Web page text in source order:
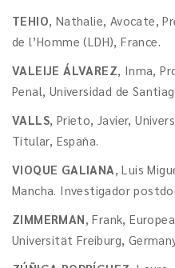
TEHIO, Nathalie, Avocate,
de l’Homme (LDH), France.
VALEIJE ÁLVAREZ, Inma,
Penal, Universidad de
VALLS, Prieto, Javier,
Titular, España.
VIOQUE GALIANA, Luis
Mancha. Investigador
ZIMMERMAN, Frank,
Universität Freiburg,